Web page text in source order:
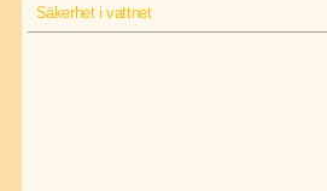
Säkerhet i vattnet